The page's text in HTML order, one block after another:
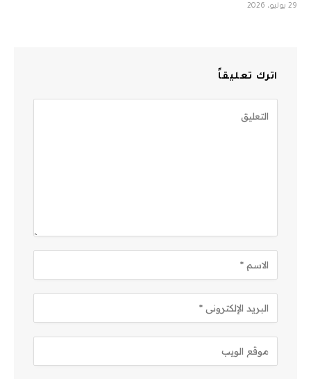
29 يوليو، 2026
اترك تعليقاً